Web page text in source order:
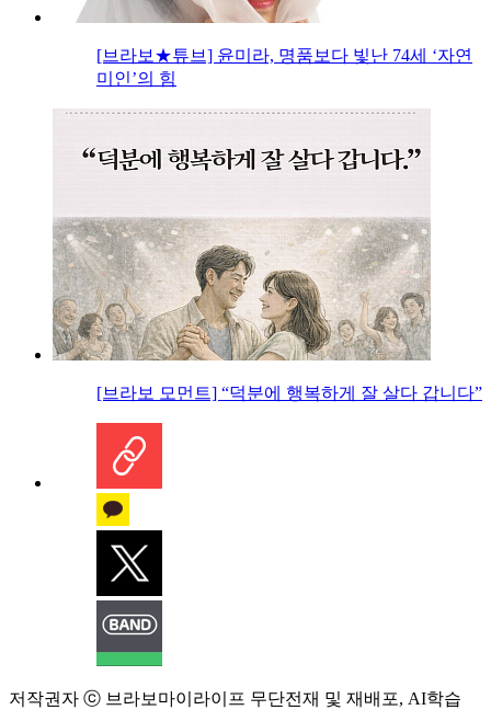
[브라보★튜브] 윤미라, 명품보다 빛난 74세 ‘자연
미인’의 힘
[브라보 모먼트] “덕분에 행복하게 잘 살다 갑니다”
저작권자 ⓒ 브라보마이라이프 무단전재 및 재배포, AI학습